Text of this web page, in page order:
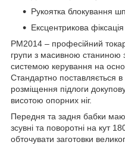
Рукоятка блокування
Ексцентрикова
PM2014 – професійний
групи з масивною станиною
системою керування на
Стандартно поставляється в
розміщення підлоги
висотою опорних ніг.
Передня та задня бабки
зсувні та поворотні на кут
обточувати заготовки